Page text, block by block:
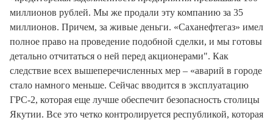
миллионов рублей. Мы же продали эту компанию за 35
миллионов. Причем, за живые деньги. «Саханефтегаз» имел
полное право на проведение подобной сделки, и мы готовы
детально отчитаться о ней перед акционерами". Как
следствие всех вышеперечисленных мер – «аварий в городе
стало намного меньше. Сейчас вводится в эксплуатацию
ГРС-2, которая еще лучше обеспечит безопасность столицы
Якутии. Все это четко контролируется республикой, которая